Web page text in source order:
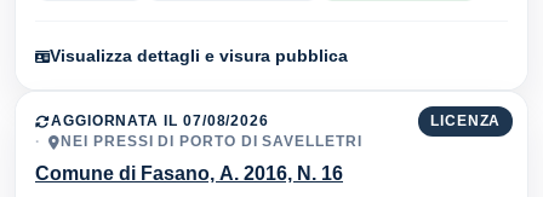
Visualizza dettagli e visura pubblica
LICENZA
AGGIORNATA IL 07/08/2026
NEI PRESSI DI PORTO DI SAVELLETRI
Comune di Fasano, A. 2016, N. 16